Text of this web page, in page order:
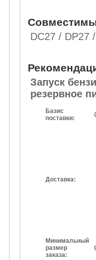
DC27 / DP27
Запуск
резервное
Базис
поставки:
Доставка:
Минимальный
размер
заказа: